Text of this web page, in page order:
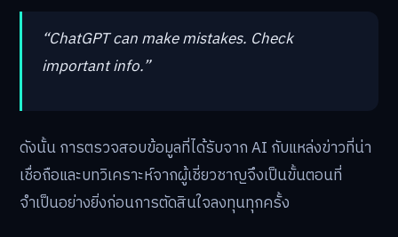
“ChatGPT can make mistakes. Check
important info.”
ดังนั้น การตรวจสอบข้อมูลที่ได้รับจาก AI กับแหล่งข่าวที่น่า
เชื่อถือและบทวิเคราะห์จากผู้เชี่ยวชาญจึงเป็นขั้นตอนที่
จำเป็นอย่างยิ่งก่อนการตัดสินใจลงทุนทุกครั้ง